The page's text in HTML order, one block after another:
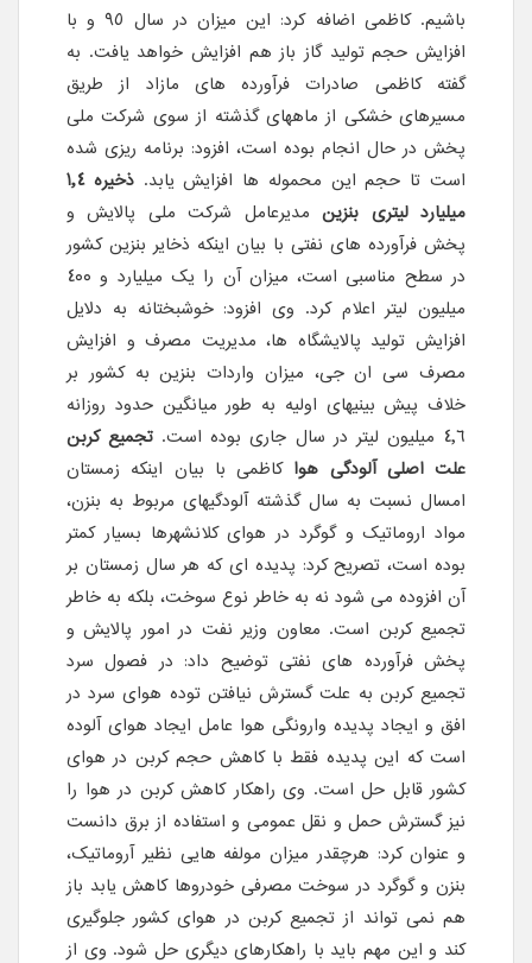
باشیم. کاظمی اضافه کرد: این میزان در سال ٩٥ و با
افزایش حجم تولید گاز باز هم افزایش خواهد یافت. به
گفته کاظمی صادرات فرآورده های مازاد از طریق
مسیرهای خشکی از ماههای گذشته از سوی شرکت ملی
پخش در حال انجام بوده است، افزود: برنامه ریزی شده
است تا حجم این محموله ها افزایش یابد.
ذخیره ١,٤
میلیارد لیتری بنزینمدیرعامل شرکت ملی پالایش و
پخش فرآورده های نفتی با بیان اینکه ذخایر بنزین کشور
در سطح مناسبی است، میزان آن را یک میلیارد و ٤٠٠
میلیون لیتر اعلام کرد. وی افزود: خوشبختانه به دلایل
افزایش تولید پالایشگاه ها، مدیریت مصرف و افزایش
مصرف سی ان جی، میزان واردات بنزین به کشور بر
خلاف پیش بینیهای اولیه به طور میانگین حدود روزانه
٤,٦ میلیون لیتر در سال جاری بوده است.
تجمیع کربن
علت اصلی آلودگی هوا کاظمی با بیان اینکه زمستان
امسال نسبت به سال گذشته آلودگیهای مربوط به بنزن،
مواد اروماتیک و گوگرد در هوای کلانشهرها بسیار کمتر
بوده است، تصریح کرد: پدیده ای که هر سال زمستان بر
آن افزوده می شود نه به خاطر نوع سوخت، بلکه به خاطر
تجمیع کربن است. معاون وزیر نفت در امور پالایش و
پخش فرآورده های نفتی توضیح داد: در فصول سرد
تجمیع کربن به علت گسترش نیافتن توده هوای سرد در
افق و ایجاد پدیده وارونگی هوا عامل ایجاد هوای آلوده
است که این پدیده فقط با کاهش حجم کربن در هوای
کشور قابل حل است. وی راهکار کاهش کربن در هوا را
نیز گسترش حمل و نقل عمومی و استفاده از برق دانست
و عنوان کرد: هرچقدر میزان مولفه هایی نظیر آروماتیک،
بنزن و گوگرد در سوخت مصرفی خودروها کاهش یابد باز
هم نمی تواند از تجمیع کربن در هوای کشور جلوگیری
کند و این مهم باید با راهکارهای دیگری حل شود. وی از